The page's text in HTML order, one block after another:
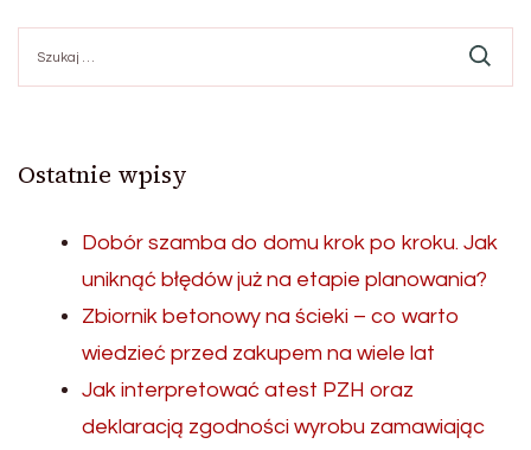
Ostatnie wpisy
Dobór szamba do domu krok po kroku. Jak
uniknąć błędów już na etapie planowania?
Zbiornik betonowy na ścieki – co warto
wiedzieć przed zakupem na wiele lat
Jak interpretować atest PZH oraz
deklaracją zgodności wyrobu zamawiając